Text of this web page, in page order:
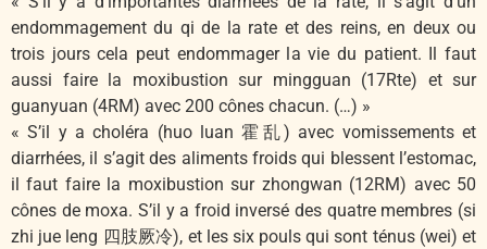
endommagement du qi de la rate et des reins, en deux ou
trois jours cela peut endommager la vie du patient. Il faut
aussi faire la moxibustion sur mingguan (17Rte) et sur
guanyuan (4RM) avec 200 cônes chacun. (…) »
« S’il y a choléra (huo luan 霍乱) avec vomissements et
diarrhées, il s’agit des aliments froids qui blessent l’estomac,
il faut faire la moxibustion sur zhongwan (12RM) avec 50
cônes de moxa. S’il y a froid inversé des quatre membres (si
zhi jue leng 四肢厥冷), et les six pouls qui sont ténus (wei) et